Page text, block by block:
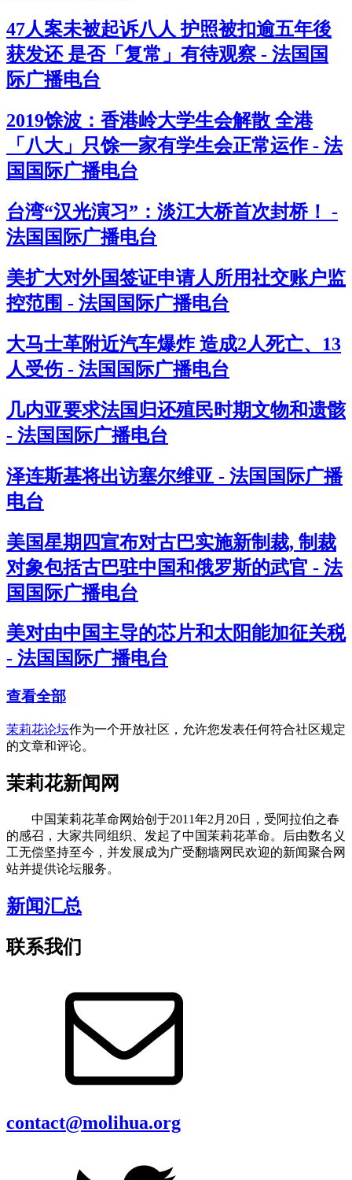
47人案未被起诉八人 护照被扣逾五年後
获发还 是否「复常」有待观察 - 法国国
际广播电台
2019馀波：香港岭大学生会解散 全港
「八大」只馀一家有学生会正常运作 - 法
国国际广播电台
台湾“汉光演习”：淡江大桥首次封桥！ -
法国国际广播电台
美扩大对外国签证申请人所用社交账户监
控范围 - 法国国际广播电台
大马士革附近汽车爆炸 造成2人死亡、13
人受伤 - 法国国际广播电台
几内亚要求法国归还殖民时期文物和遗骸
- 法国国际广播电台
泽连斯基将出访塞尔维亚 - 法国国际广播
电台
美国星期四宣布对古巴实施新制裁, 制裁
对象包括古巴驻中国和俄罗斯的武官 - 法
国国际广播电台
美对由中国主导的芯片和太阳能加征关税
- 法国国际广播电台
查看全部
茉莉花论坛作为一个开放社区，允许您发表任何符合社区规定
的文章和评论。
茉莉花新闻网
中国茉莉花革命网始创于2011年2月20日，受阿拉伯之春
的感召，大家共同组织、发起了中国茉莉花革命。后由数名义
工无偿坚持至今，并发展成为广受翻墙网民欢迎的新闻聚合网
站并提供论坛服务。
新闻汇总
联系我们
contact@molihua.org